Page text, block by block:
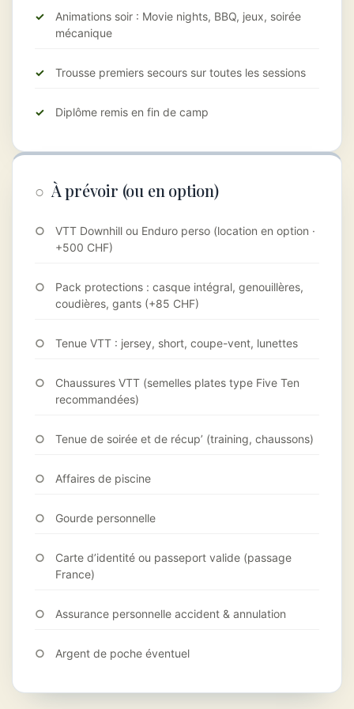
Animations soir : Movie nights, BBQ, jeux, soirée
mécanique
Trousse premiers secours sur toutes les sessions
Diplôme remis en fin de camp
À prévoir (ou en option)
VTT Downhill ou Enduro perso (location en option ·
+500 CHF)
Pack protections : casque intégral, genouillères,
coudières, gants (+85 CHF)
Tenue VTT : jersey, short, coupe-vent, lunettes
Chaussures VTT (semelles plates type Five Ten
recommandées)
Tenue de soirée et de récup’ (training, chaussons)
Affaires de piscine
Gourde personnelle
Carte d’identité ou passeport valide (passage
France)
Assurance personnelle accident & annulation
Argent de poche éventuel